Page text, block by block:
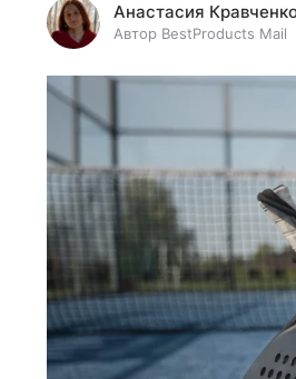
Анастасия
Автор BestProducts Mail